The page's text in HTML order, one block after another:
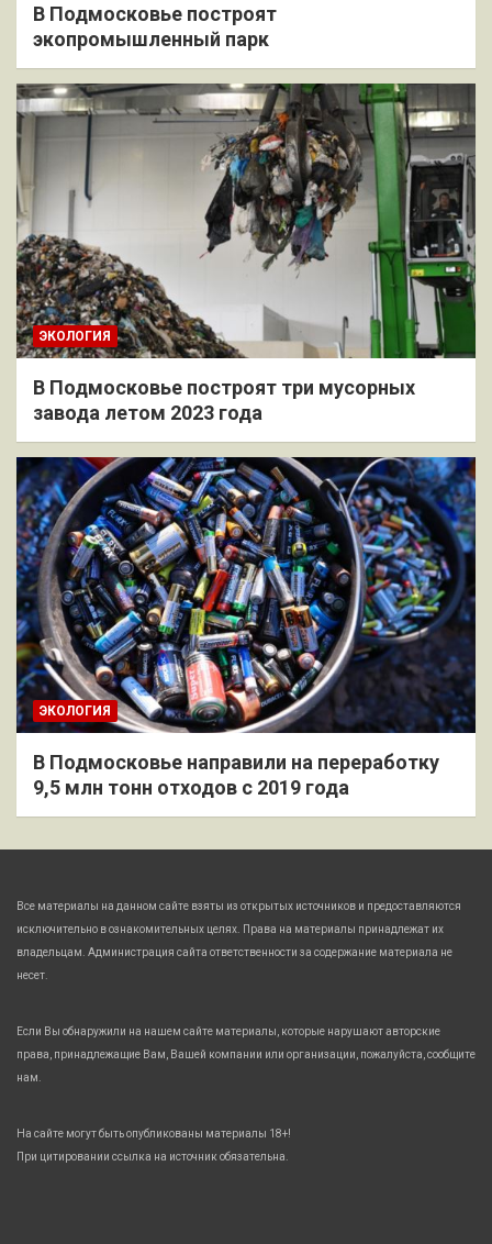
В Подмосковье построят
экопромышленный парк
ЭКОЛОГИЯ
В Подмосковье построят три мусорных
завода летом 2023 года
ЭКОЛОГИЯ
В Подмосковье направили на переработку
9,5 млн тонн отходов с 2019 года
Все материалы на данном сайте взяты из открытых источников и предоставляются
исключительно в ознакомительных целях. Права на материалы принадлежат их
владельцам. Администрация сайта ответственности за содержание материала не
несет.
Если Вы обнаружили на нашем сайте материалы, которые нарушают авторские
права, принадлежащие Вам, Вашей компании или организации, пожалуйста, сообщите
нам.
На сайте могут быть опубликованы материалы 18+!
При цитировании ссылка на источник обязательна.